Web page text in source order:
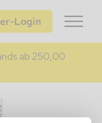
Login
ab 250,00